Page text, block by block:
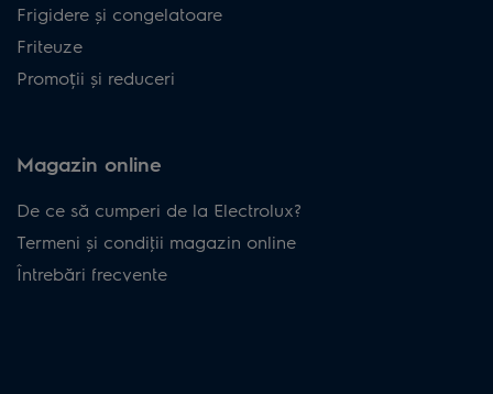
Frigidere și congelatoare
Friteuze
Promoții și reduceri
Magazin online
De ce să cumperi de la Electrolux?
Termeni și condiţii magazin online
Întrebări frecvente